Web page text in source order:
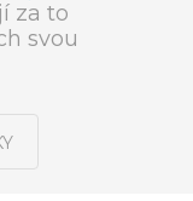
za to
svou